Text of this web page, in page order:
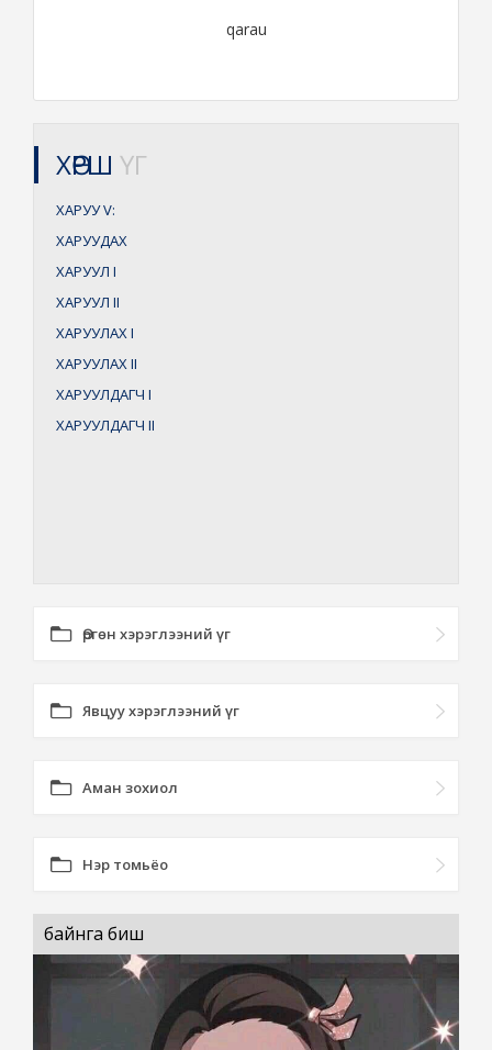
qarau
ХӨРШ ҮГ
ХАРУУV:
ХАРУУДАХ
ХАРУУЛ I
ХАРУУЛ II
ХАРУУЛАХI
ХАРУУЛАХII
ХАРУУЛДАГЧ I
ХАРУУЛДАГЧ II
Өргөн хэрэглээний үг
Явцуу хэрэглээний үг
Аман зохиол
Нэр томьёо
байнга биш